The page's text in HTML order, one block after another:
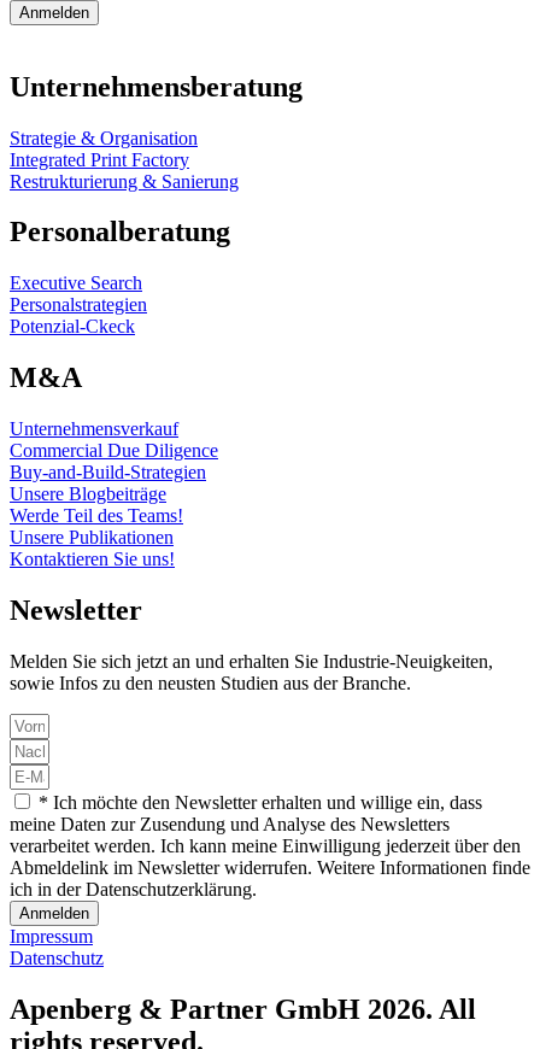
Anmelden
Unternehmensberatung
Strategie & Organisation
Integrated Print Factory
Restrukturierung & Sanierung
Personalberatung
Executive Search
Personalstrategien
Potenzial-Ckeck
M&A
Unternehmensverkauf
Commercial Due Diligence
Buy-and-Build-Strategien
Unsere Blogbeiträge
Werde Teil des Teams!
Unsere Publikationen
Kontaktieren Sie uns!
Newsletter
Melden Sie sich jetzt an und erhalten Sie Industrie-Neuigkeiten,
sowie Infos zu den neusten Studien aus der Branche.
* Ich möchte den Newsletter erhalten und willige ein, dass
meine Daten zur Zusendung und Analyse des Newsletters
verarbeitet werden. Ich kann meine Einwilligung jederzeit über den
Abmeldelink im Newsletter widerrufen. Weitere Informationen finde
ich in der Datenschutzerklärung.
Anmelden
Impressum
Datenschutz
Apenberg & Partner GmbH 2026. All
rights reserved.